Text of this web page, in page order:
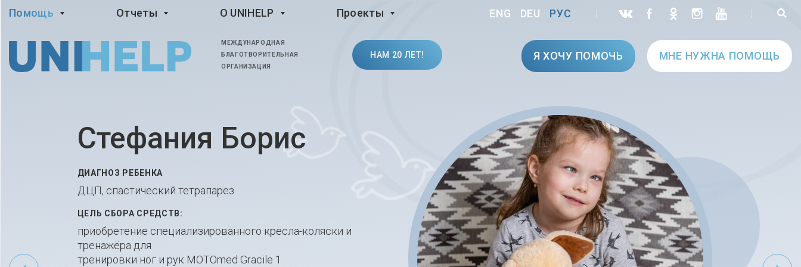
Помощь Отчеты O UNIHELP Проекты ENG DEU РУС
МЕЖДУНАРОДНАЯ
БЛАГОТВОРИТЕЛЬНАЯ
ОРГАНИЗАЦИЯ
НАМ 20 ЛЕТ! Я ХОЧУ ПОМОЧЬ МНЕ НУЖНА ПОМОЩЬ
Стефания Борис
ДИАГНОЗ РЕБЕНКА
ДЦП, спастический тетрапарез
ЦЕЛЬ СБОРА СРЕДСТВ:
приобретение специализированного кресла-коляски и
тренажёра для
тренировки ног и рук MOTOmed Gracile 1